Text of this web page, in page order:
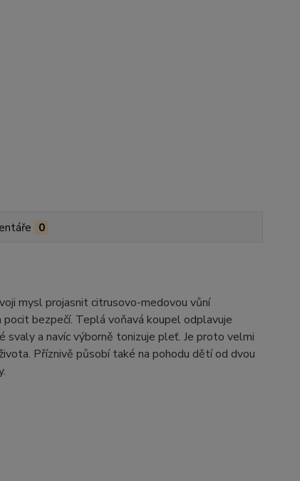
0
mysl projasnit citrusovo-medovou vůní
bezpečí. Teplá voňavá koupel odplavuje
a navíc výborně tonizuje pleť. Je proto velmi
Příznivě působí také na pohodu dětí od dvou